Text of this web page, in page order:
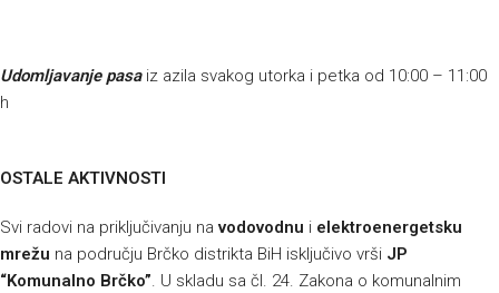
Udomljavanje pasaiz azila svakog utorka i petka od 10:00 – 11:00
h
OSTALE AKTIVNOSTI
Svi radovi na priključivanju navodovodnu i elektroenergetsku
mrežu na području Brčko distrikta BiH isključivo vrši JP
“Komunalno Brčko”. U skladu sa čl. 24. Zakona o komunalnim